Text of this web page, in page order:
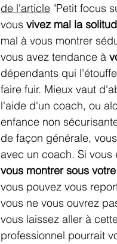
de l'article "Petit focus
vous vivez mal la
mal à vous montrer
vous avez tendance à
dépendants qui
faire fuir. Mieux vaut
l'aide d'un coach, ou
enfance non
de façon générale, vous
avec un coach. Si vous
vous montrer sous
vous pouvez vous
vous ne vous ouvrez
vous laissez aller à
professionnel pourrait